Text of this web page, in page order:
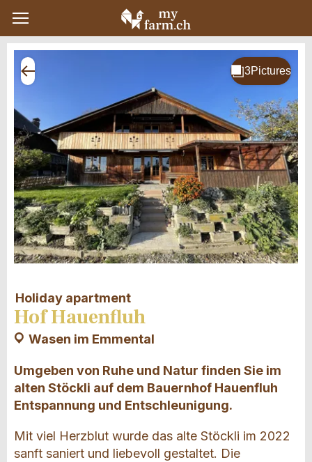
Holiday apartment
Hof Hauenfluh
Wasen im Emmental
Umgeben von Ruhe und Natur finden Sie im
alten Stöckli auf dem Bauernhof Hauenfluh
Entspannung und Entschleunigung.
Mit viel Herzblut wurde das alte Stöckli im 2022
sanft saniert und liebevoll gestaltet. Die